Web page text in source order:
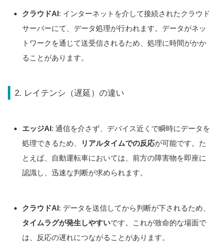
クラウドAI: インターネットを介して接続されたクラウド
サーバーにて、データ処理が行われます。データがネッ
トワークを通じて送受信されるため、処理に時間がかか
ることがあります。
2. レイテンシ（遅延）の違い
エッジAI: 通信を介さず、デバイス近くで瞬時にデータを
処理できるため、
リアルタイムでの反応が可能です。た
とえば、自動運転車においては、前方の障害物を即座に
認識し、迅速な判断が求められます。
クラウドAI: データを送信してから判断が下されるため、
タイムラグが発生しやすいです。これが致命的な場面で
は、反応の遅れにつながることがあります。